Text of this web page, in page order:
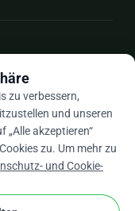
zu verbessern,
und unseren
„Alle akzeptieren“
zu. Um mehr zu
und Cookie-